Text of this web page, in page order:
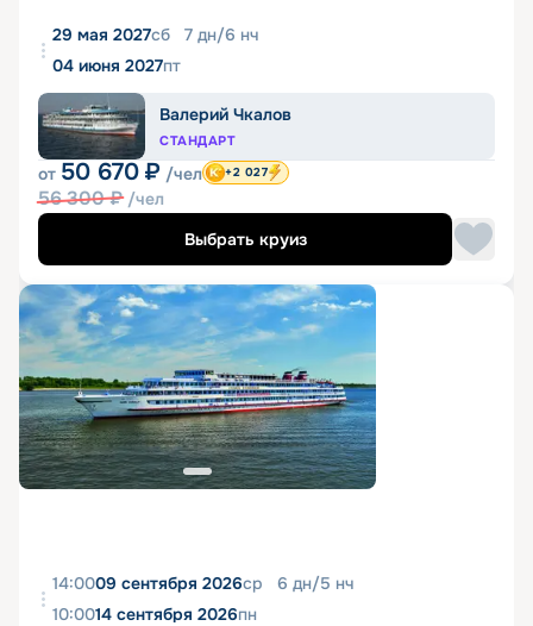
29 мая 2027сб 7 дн/6 нч
04 июня 2027пт
Валерий Чкалов
СТАНДАРТ
от 50 670 ₽ /чел
56 300₽ /чел
+2 027
Выбрать круиз
14:0009 сентября 2026ср 6 дн/5 нч
10:0014 сентября 2026пн